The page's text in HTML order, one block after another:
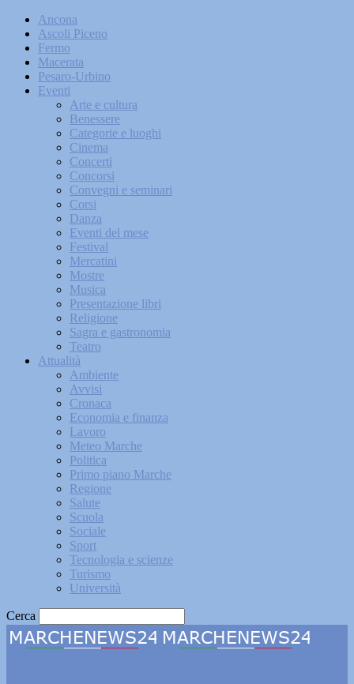
Ancona
Ascoli Piceno
Fermo
Macerata
Pesaro-Urbino
Eventi
Arte e cultura
Benessere
Categorie e luoghi
Cinema
Concerti
Concorsi
Convegni e seminari
Corsi
Danza
Eventi del mese
Festival
Mercatini
Mostre
Musica
Presentazione libri
Religione
Sagra e gastronomia
Teatro
Attualità
Ambiente
Avvisi
Cronaca
Economia e finanza
Lavoro
Meteo Marche
Politica
Primo piano Marche
Regione
Salute
Scuola
Sociale
Sport
Tecnologia e scienze
Turismo
Università
Cerca